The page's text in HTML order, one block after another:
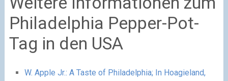
Philadelphia Pepper-Pot-
Tag in den USA
W. Apple Jr.: A Taste of Philadelphia; In Hoagieland,